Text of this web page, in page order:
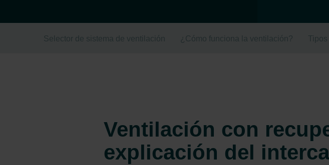
Selector de sistema de ventilación ¿Cómo funciona la ventilación?
Ventilación con
explicación del